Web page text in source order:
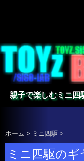
親子で楽しむミニ四
ホーム > ミニ四駆 >
ミニ四駆の